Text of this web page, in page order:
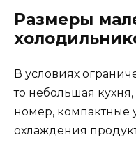
Размеры
В условиях
то небольшая
номер, компактные
охлаждения